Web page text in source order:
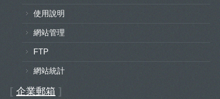
使用說明
網站管理
FTP
網站統計
[ 企業郵箱 ]